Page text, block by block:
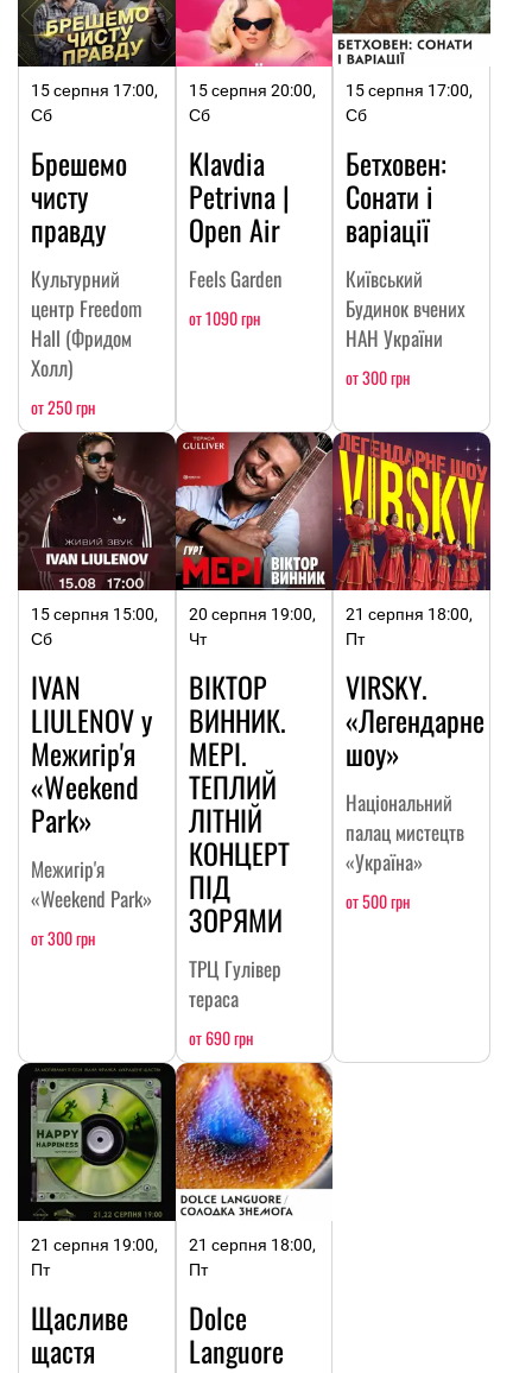
15 серпня 17:00,
Сб
Брешемо
чисту
правду
Культурний
центр Freedom
Hall (Фридом
Холл)
от 250 грн
15 серпня 20:00,
Сб
Klavdia
Petrivna |
Open Air
Feels Garden
от 1090 грн
15 серпня 17:00,
Сб
Бетховен:
Сонати і
варіації
Київський
Будинок вчених
НАН України
от 300 грн
15 серпня 15:00,
Сб
IVAN
LIULENOV у
Межигір'я
«Weekend
Park»
Межигір'я
«Weekend Park»
от 300 грн
20 серпня 19:00,
Чт
ВІКТОР
ВИННИК.
МЕРІ.
ТЕПЛИЙ
ЛІТНІЙ
КОНЦЕРТ
ПІД
ЗОРЯМИ
ТРЦ Гулівер
тераса
от 690 грн
21 серпня 18:00,
Пт
VIRSKY.
«Легендарне
шоу»
Національний
палац мистецтв
«Україна»
от 500 грн
21 серпня 19:00,
Пт
Щасливе
щастя
21 серпня 18:00,
Пт
Dolce
Languore